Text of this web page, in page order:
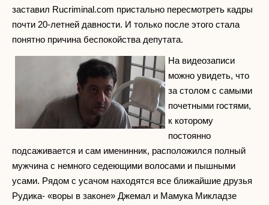
заставил Rucriminal.com пристально пересмотреть кадры
почти 20-летней давности. И только после этого стала
понятно причина беспокойства депутата.
На видеозаписи
можно увидеть, что
за столом с самыми
почетными гостями,
к которому
постоянно
подсаживается и сам именинник, расположился полный
мужчина с немного седеющими волосами и пышными
усами. Рядом с усачом находятся все ближайшие друзья
Рудика- «воры в законе» Джемал и Мамука Микладзе